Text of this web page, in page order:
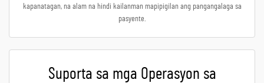
kapanatagan, na alam na hindi kailanman mapipigilan ang pangangalaga sa
pasyente.
Suporta sa mga Operasyon sa